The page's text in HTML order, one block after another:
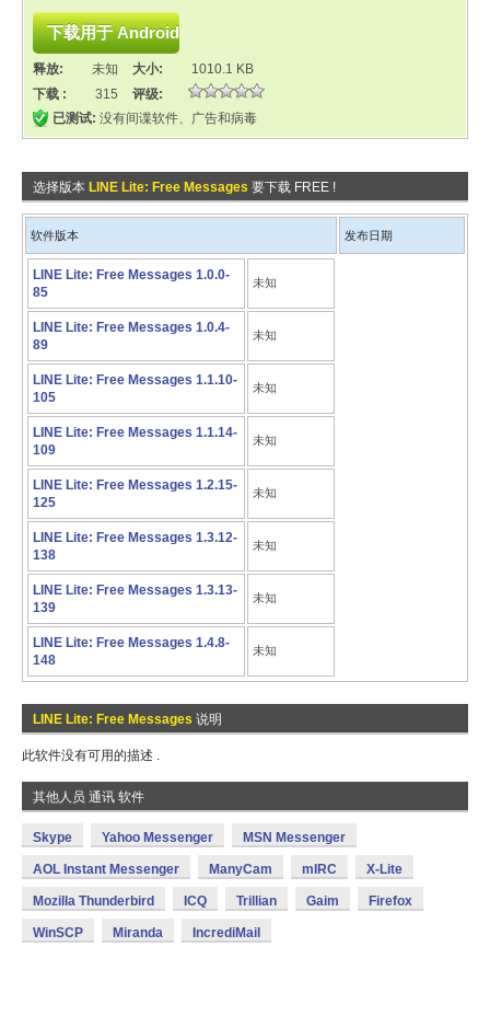
释放: 未知 大小:
1010.1 KB
下载 :
315
评级:
已测试: 没有间谍软件、广告和病毒
选择版本 LINE Lite: Free Messages 要下载 FREE !
软件版本 发布日期
LINE Lite: Free Messages 1.0.0-
85
未知
LINE Lite: Free Messages 1.0.4-
89
未知
LINE Lite: Free Messages 1.1.10-
105
未知
LINE Lite: Free Messages 1.1.14-
109
未知
LINE Lite: Free Messages 1.2.15-
125
未知
LINE Lite: Free Messages 1.3.12-
138
未知
LINE Lite: Free Messages 1.3.13-
139
未知
LINE Lite: Free Messages 1.4.8-
148
未知
LINE Lite: Free Messages 说明
此软件没有可用的描述 .
其他人员 通讯 软件
Skype Yahoo Messenger MSN Messenger
AOL Instant Messenger ManyCam mIRC X-Lite
Mozilla Thunderbird ICQ Trillian Gaim Firefox
WinSCP Miranda IncrediMail